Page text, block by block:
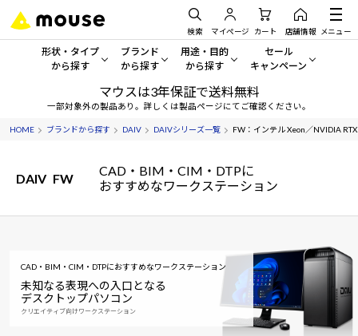
検索 マイページ カート 店舗情報 メニュー
形状・タイプ
から探す
形状・タイプから探す をすべてみる
デスクトップPC
ノートPC
ワークステーション
ブランド
から探す
mouse
G TUNE
NEXTGEAR
iiyama
Copilot+ PC
用途・目的
から探す
一般向けパソコン
ゲーミングPC・ゲーム向けパソコン
クリエイティブ向け
学習向けパソコン
スペック/パーツ別
AIおすすめパソコン
セール
キャンペーン
セール・キャンペー
期間限定セール
アウトレットパソコン
今イチオシのパソコンをピ
Windows 11| Copilot+ PC
マウスは3年保証で送料無料
一部対象外の製品あり。詳しくは製品ページにてご確認ください。
HOME ブランドから探す DAIV DAIVシリーズ一覧 FW：インテル Xeon／NVIDIA
DAIV FW
CAD・BIM・CIM・DTPに
おすすめなワークステーション
CAD・BIM・CIM・DTPにおすすめなワークステーション
未知なる表現への入口となる
デスクトップパソコン
クリエイティブ向けワークステーション